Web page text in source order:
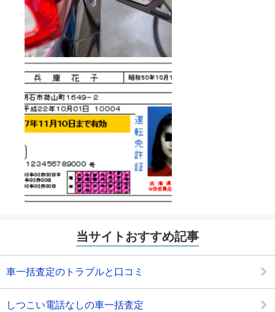
当サイトおすすめ記事
車一括査定のトラブルと口コミ
しつこい電話なしの車一括査定